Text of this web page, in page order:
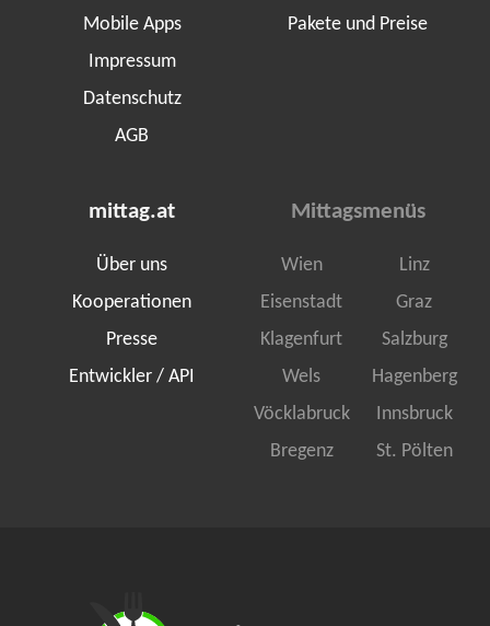
Mobile Apps
Impressum
Datenschutz
AGB
Pakete und Preise
mittag.at
Über uns
Kooperationen
Presse
Entwickler / API
Mittagsmenüs
Wien
Linz
Eisenstadt
Graz
Klagenfurt
Salzburg
Wels
Hagenberg
Vöcklabruck
Innsbruck
Bregenz
St. Pölten